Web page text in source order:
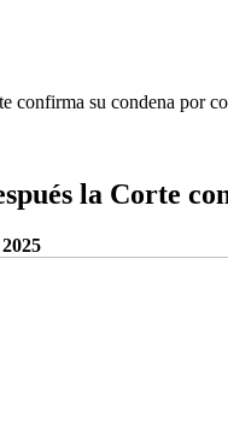
confirma su condena por
la Corte